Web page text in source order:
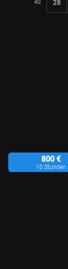
40 28
800 €
10 Stunden